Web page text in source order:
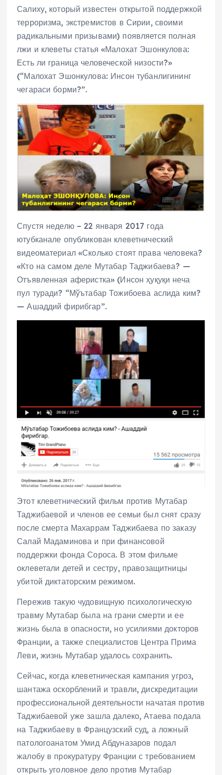
Салиху, который известен открытой поддержкой
терроризма, экстремистов в Сирии, своими
радикальными призывами) появляется полная
лжи и клеветы статья «Малохат Эшонкулова:
Есть ли граница человеческой низости?»
(“Малохат Эшонкулова: Инсон тубанлигининг
чегараси борми?”.
Спустя неделю – 22 января 2017 года
ютубканале опубликован клеветнический
видеоматериал «Сколько стоят права человека?
«Кто на самом деле Мутабар Таджибаева? —
Отъявленная аферистка» (Инсон ҳуқуқи неча
пул туради? “Мўътабар Тожибоева аслида ким?
— Ашаддий фирибгар”.
Этот клеветнический фильм против Мутабар
Таджибаевой и членов ее семьи был снят сразу
после смерта Махаррам Таджибаева по заказу
Салай Мадаминова и при финансовой
поддержки фонда Сороса. В этом фильме
оклеветали детей и сестру, правозащитницы
убитой диктаторским режимом.
Пережив такую чудовищную психологическую
травму Мутабар была на грани смерти и ее
жизнь была в опасности, но усилиями докторов
Франции, а также специалистов Центра Прима
Леви, жизнь Мутабар удалось сохранить.
Сейчас, когда клеветническая кампания угроз,
шантажа оскорблений и травли, дискредитации
профессиональной деятельности начатая против
Таджибаевой уже зашла далеко, Атаева подала
на Таджибаеву в Французский суд, а ложный
патологоанатом Умид Абдуназаров подал
жалобу в прокуратуру Франции с требованием
открыть уголовное дело против Мутабар